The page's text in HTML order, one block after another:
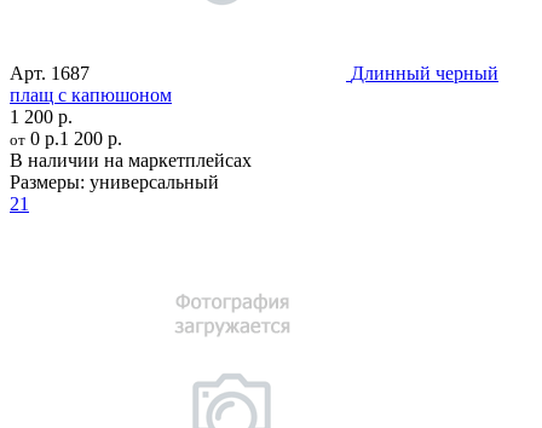
Арт. 1687
Длинный черный
плащ с капюшоном
1 200 р.
от 0 р.1 200 р.
В наличии на маркетплейсах
Размеры: универсальный
21